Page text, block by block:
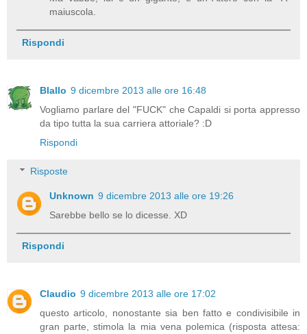
maiuscola.
Rispondi
Blallo 9 dicembre 2013 alle ore 16:48
Vogliamo parlare del "FUCK" che Capaldi si porta appresso
da tipo tutta la sua carriera attoriale? :D
Rispondi
Risposte
Unknown 9 dicembre 2013 alle ore 19:26
Sarebbe bello se lo dicesse. XD
Rispondi
Claudio 9 dicembre 2013 alle ore 17:02
questo articolo, nonostante sia ben fatto e condivisibile in
gran parte, stimola la mia vena polemica (risposta attesa: